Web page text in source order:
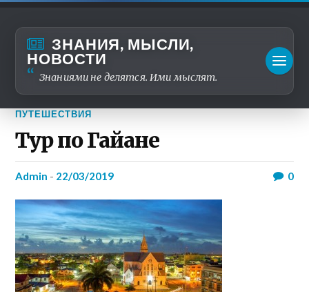
ЗНАНИЯ, МЫСЛИ,
НОВОСТИ
Знаниями не делятся. Ими мыслят.
ПУТЕШЕСТВИЯ
Тур по Гайане
admin - 22/03/2019 0